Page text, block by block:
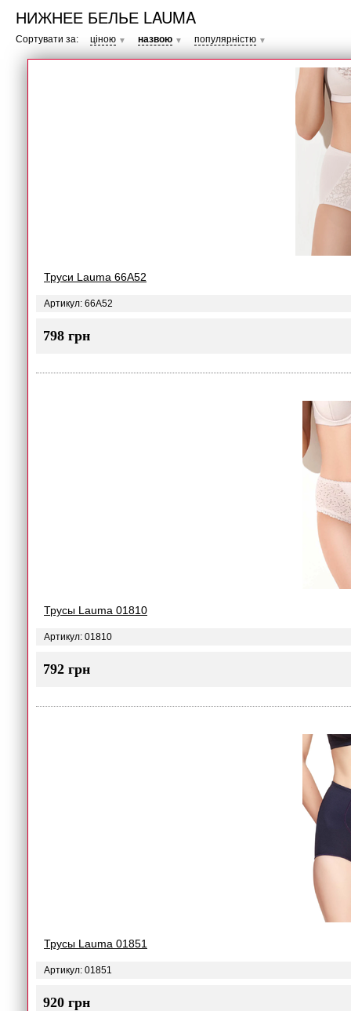
НИЖНЕЕ БЕЛЬЕ LAUMA
Сортувати за: ціною ▼ назвою ▼ популярністю ▼
Труси Lauma 66A52
Артикул: 66A52
798 грн
Трусы Lauma 01810
Артикул: 01810
792 грн
Трусы Lauma 01851
Артикул: 01851
920 грн